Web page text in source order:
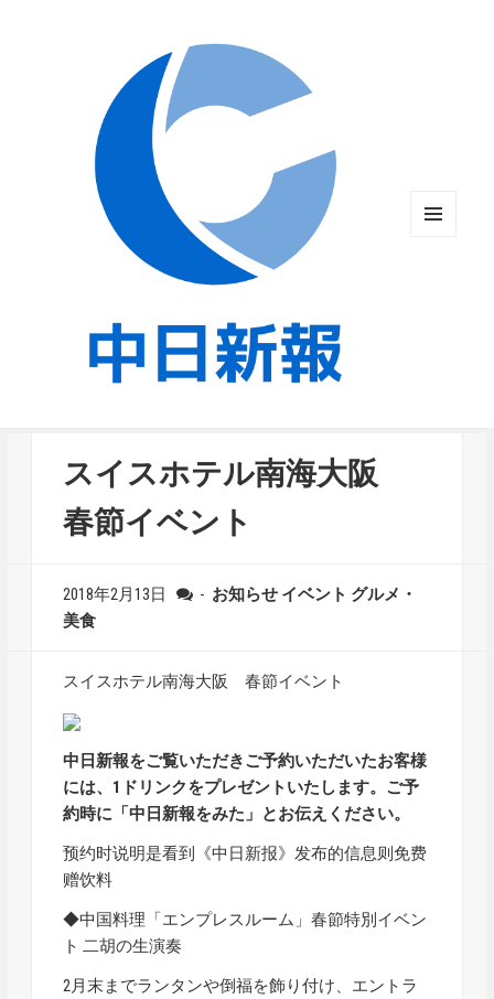
スイスホテル南海大阪
春節イベント
2018年2月13日 - お知らせ イベント グルメ・
美食
スイスホテル南海大阪 春節イベント
中日新報をご覧いただきご予約いただいたお客様
には、1ドリンクをプレゼントいたします。ご予
約時に「中日新報をみた」とお伝えください。
预约时说明是看到《中日新报》发布的信息则免费
赠饮料
◆中国料理「エンプレスルーム」春節特別イベン
ト 二胡の生演奏
2月末までランタンや倒福を飾り付け、エントラ